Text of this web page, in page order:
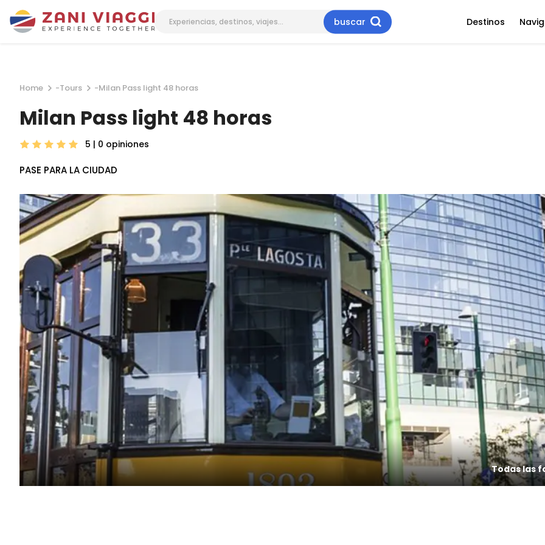
buscar Destinos
Home -Tours -Milan Pass light 48 horas
Milan Pass light 48 horas
5 | 0 opiniones
PASE PARA LA CIUDAD
Todas las